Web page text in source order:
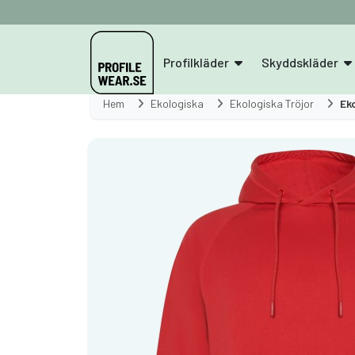
Profilkläder Skyddskläder
Hem Ekologiska Ekologiska Tröjor